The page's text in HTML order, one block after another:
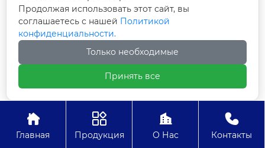
осуществляются в рамках государственных
закупок и корпоративных контрактов. В
розничной сети (DNS, М.Видео, онлайн-
маркетплейсы) первые модели ожидаются в 2026
году. Рекомендуется следить за анонсами от
крупных системных интеграторов, которые
Будет ли поддержка игровой периферии и

Главная

Продукция

О Нас

Контакты
Продолжая использовать этот сайт, вы
соглашаетесь с нашей Политикой
конфиденциальности.
Только необходимые
Принять все